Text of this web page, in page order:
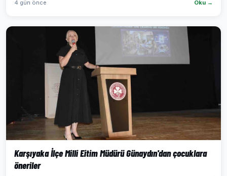
4 gün önce Oku →
Karşıyaka İlçe Milli Eitim Müdürü Günaydın'dan çocuklara
öneriler